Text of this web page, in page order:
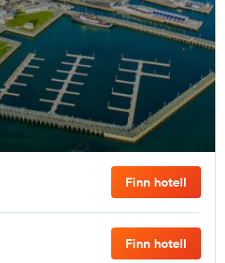
Finn hotell
Finn hotell